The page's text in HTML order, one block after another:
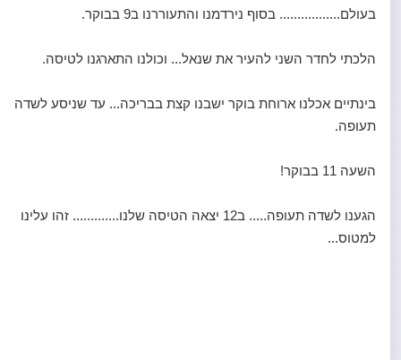
בעולם................. בסוף נירדמנו והתעוררנו ב9 בבוקר.
הלכתי לחדר השני להעיר את שנאל... וכולנו התארגנו לטיסה.
בינתיים אכלנו ארוחת בוקר ישבנו קצת בבריכה... עד שניסע לשדה
תעופה.
השעה 11 בבוקר!
הגענו לשדה תעופה..... ב12 יצאה הטיסה שלנו............. זהו עלינו
למטוס...